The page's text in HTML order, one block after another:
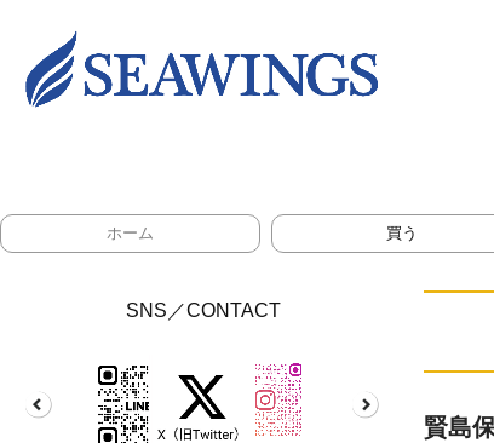
ホーム 買う
SNS／CONTACT
賢島